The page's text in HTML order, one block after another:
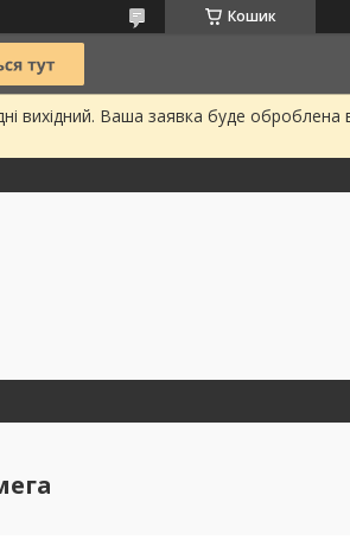
Кошик
вихідний. Ваша заявка буде